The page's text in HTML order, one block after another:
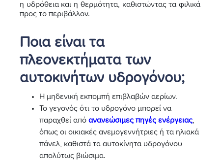
η υδρόθεια και η θερμότητα, καθιστώντας τα φιλικά
προς το περιβάλλον.
Ποια είναι τα
πλεονεκτήματα των
αυτοκινήτων υδρογόνου;
Η μηδενική εκπομπή επιβλαβών αερίων.
Το γεγονός ότι το υδρογόνο μπορεί να
παραχθεί από ανανεώσιμες πηγές ενέργειας,
όπως οι οικιακές ανεμογεννήτριες ή τα ηλιακά
πάνελ, καθιστά τα αυτοκίνητα υδρογόνου
απολύτως βιώσιμα.